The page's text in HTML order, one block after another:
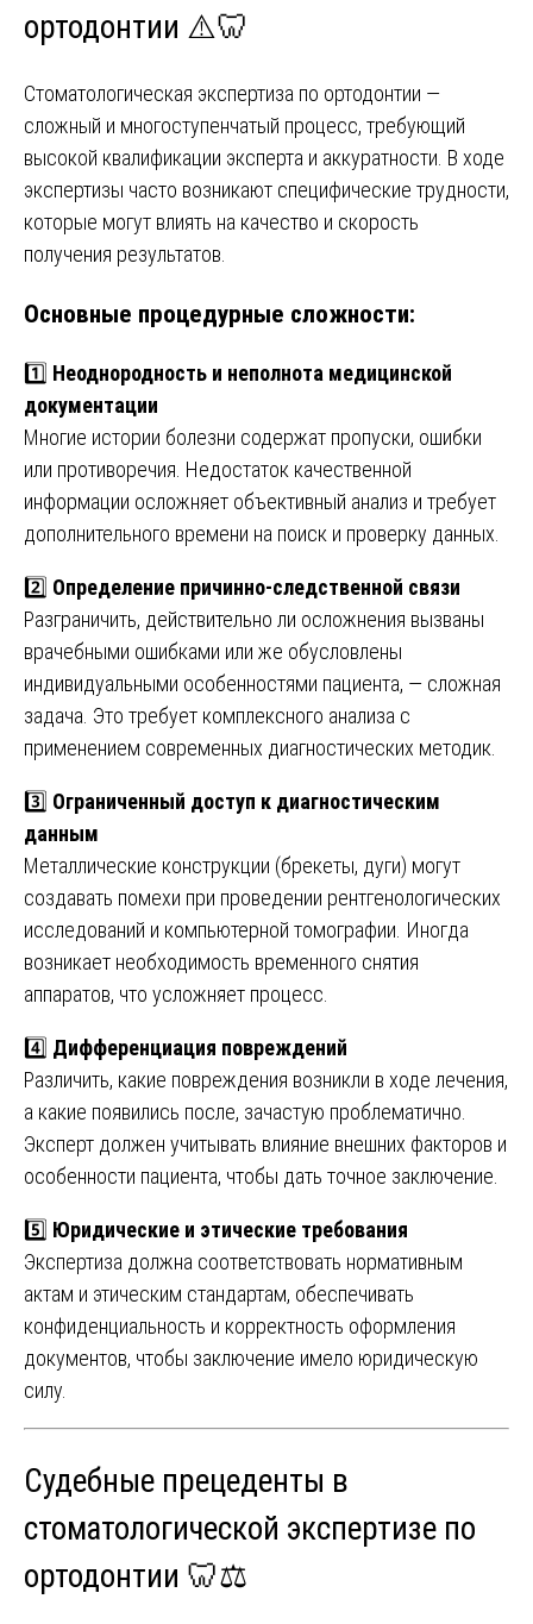
ортодонтии ⚠️🦷
Стоматологическая экспертиза по ортодонтии —
сложный и многоступенчатый процесс, требующий
высокой квалификации эксперта и аккуратности. В ходе
экспертизы часто возникают специфические трудности,
которые могут влиять на качество и скорость
получения результатов.
Основные процедурные сложности:
1️⃣ Неоднородность и неполнота медицинской
документации
Многие истории болезни содержат пропуски, ошибки
или противоречия. Недостаток качественной
информации осложняет объективный анализ и требует
дополнительного времени на поиск и проверку данных.
2️⃣ Определение причинно-следственной связи
Разграничить, действительно ли осложнения вызваны
врачебными ошибками или же обусловлены
индивидуальными особенностями пациента, — сложная
задача. Это требует комплексного анализа с
применением современных диагностических методик.
3️⃣ Ограниченный доступ к диагностическим
данным
Металлические конструкции (брекеты, дуги) могут
создавать помехи при проведении рентгенологических
исследований и компьютерной томографии. Иногда
возникает необходимость временного снятия
аппаратов, что усложняет процесс.
4️⃣ Дифференциация повреждений
Различить, какие повреждения возникли в ходе лечения,
а какие появились после, зачастую проблематично.
Эксперт должен учитывать влияние внешних факторов и
особенности пациента, чтобы дать точное заключение.
5️⃣ Юридические и этические требования
Экспертиза должна соответствовать нормативным
актам и этическим стандартам, обеспечивать
конфиденциальность и корректность оформления
документов, чтобы заключение имело юридическую
силу.
Судебные прецеденты в
стоматологической экспертизе по
ортодонтии 🦷⚖️